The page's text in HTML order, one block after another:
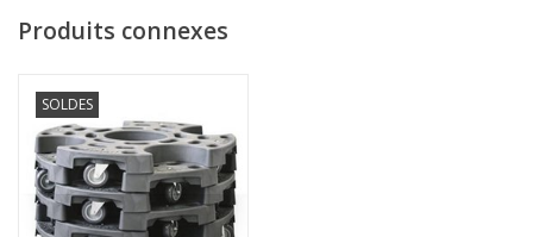
Ø: 630 mm
MAX: 120Kg.
Produits connexes
SOLDES